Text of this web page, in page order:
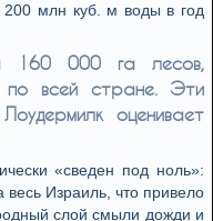
млн куб. м воды в год
160 000 га лесов,
всей стране. Эти
оценивает
«сведен под ноль»:
весь Израиль, что привело
слой смыли дожди и